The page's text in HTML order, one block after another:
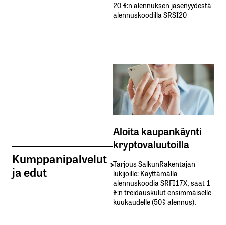
Kumppanipalvelut
ja edut
20 %:n alennuksen jäsenyydestä
alennuskoodilla SRSI20
Aloita kaupankäynti
kryptovaluutoilla
Tarjous SalkunRakentajan
lukijoille: Käyttämällä​ ​
alennuskoodia​ ​SRFI17X,​ ​saat​ ​1
%:n treidauskulut​ ​ensimmäiselle​ ​
kuukaudelle​ ​(50%​ ​alennus).